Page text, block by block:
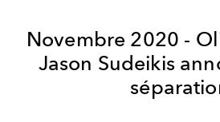
Novembre 2020 -
Jason Sudeikis